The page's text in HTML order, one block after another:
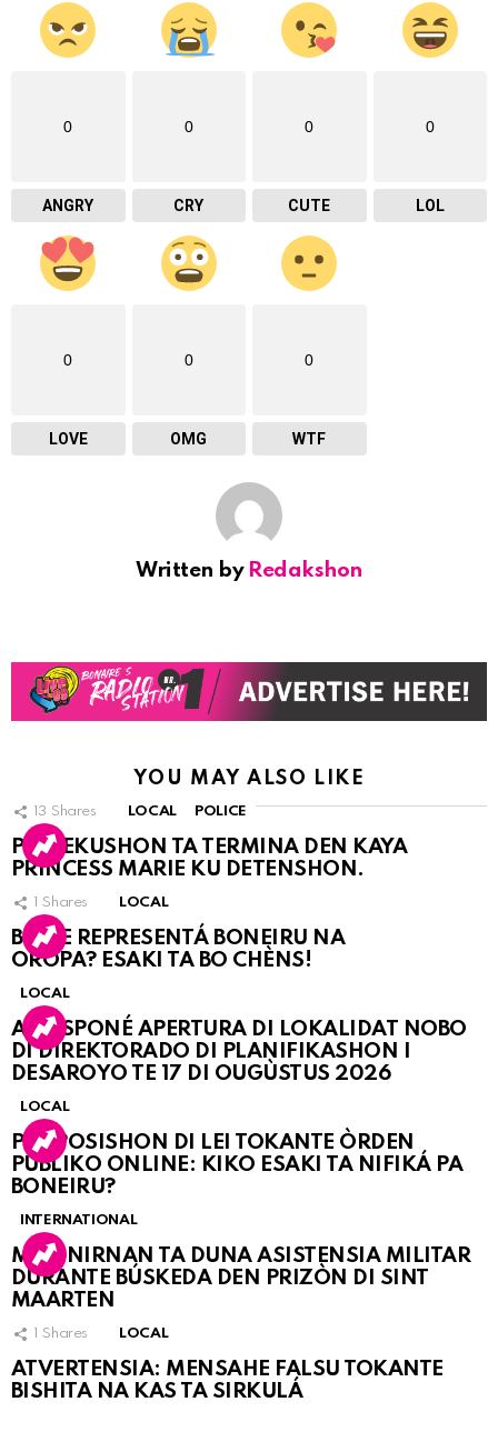
0
ANGRY
0
CRY
0
CUTE
0
LOL
0
LOVE
0
OMG
0
WTF
Written by Redakshon
YOU MAY ALSO LIKE
13 Shares LOCAL POLICE
PERSEKUSHON TA TERMINA DEN KAYA
PRINCESS MARIE KU DETENSHON.
1 Shares LOCAL
BO KE REPRESENTÁ BONEIRU NA
OROPA? ESAKI TA BO CHÈNS!
LOCAL
A POSPONÉ APERTURA DI LOKALIDAT NOBO
DI DIREKTORADO DI PLANIFIKASHON I
DESAROYO TE 17 DI OUGÙSTUS 2026
LOCAL
PROPOSISHON DI LEI TOKANTE ÒRDEN
PÚBLIKO ONLINE: KIKO ESAKI TA NIFIKÁ PA
BONEIRU?
INTERNATIONAL
MARINIRNAN TA DUNA ASISTENSIA MILITAR
DURANTE BÚSKEDA DEN PRIZÒN DI SINT
MAARTEN
1 Shares LOCAL
ATVERTENSIA: MENSAHE FALSU TOKANTE
BISHITA NA KAS TA SIRKULÁ